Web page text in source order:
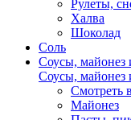
Рулеты,
Халва
Шоколад
Соль
Соусы, майонез
Соусы, майонез
Смотреть
Майонез